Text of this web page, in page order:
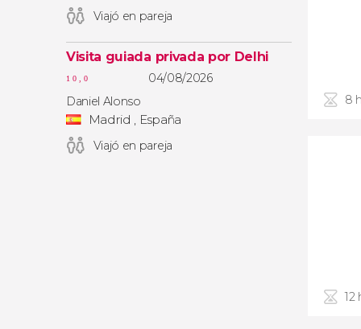
Viajó en pareja
Visita guiada privada por Delhi
10,0
04/08/2026
Daniel Alonso
Madrid , España
Viajó en pareja
8
12